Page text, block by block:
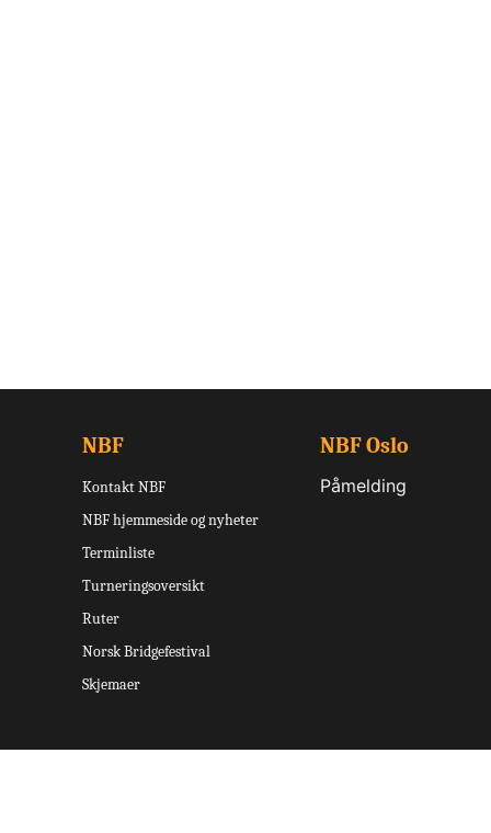
NBF
Kontakt NBF
NBF hjemmeside og nyheter
Terminliste
Turneringsoversikt
Ruter
Norsk Bridgefestival
Skjemaer
NBF Oslo
Påmelding